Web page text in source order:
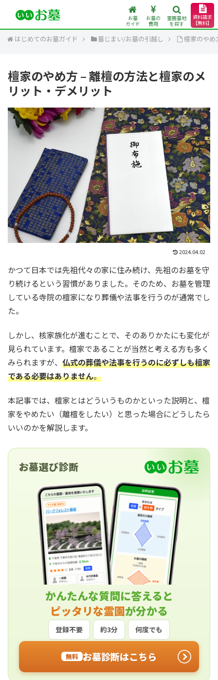
お墓
ガイド
お墓の
費用
霊園墓地
を探す
資料請求
【無料】
はじめてのお墓ガイド 墓じまい/お墓の引越し 檀家のやめ
檀家のやめ方 – 離檀の方法と檀家のメ
リット・デメリット
2024.04.02
かつて日本では先祖代々の家に住み続け、先祖のお墓を守
り続けるという習慣がありました。そのため、お墓を管理
している寺院の檀家になり葬儀や法事を行うのが通常でし
た。
しかし、核家族化が進むことで、そのありかたにも変化が
見られています。檀家であることが当然と考える方も多く
みられますが、 仏式の葬儀や法事を行うのに必ずしも檀家
である必要はありません。
本記事では、檀家とはどういうものかといった説明と、檀
家をやめたい（離檀をしたい）と思った場合にどうしたら
いいのかを解説します。
お墓選び診断
かんたんな質問に答えると
ピッタリな霊園が分かる
登録不要 約3分 何度でも
無料 お墓診断はこちら